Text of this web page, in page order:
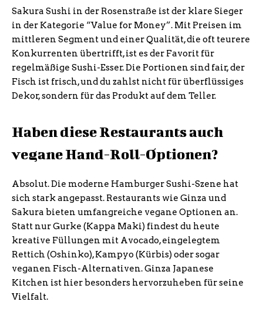
Sakura Sushi in der Rosenstraße ist der klare Sieger
in der Kategorie “Value for Money”. Mit Preisen im
mittleren Segment und einer Qualität, die oft teurere
Konkurrenten übertrifft, ist es der Favorit für
regelmäßige Sushi-Esser. Die Portionen sind fair, der
Fisch ist frisch, und du zahlst nicht für überflüssiges
Dekor, sondern für das Produkt auf dem Teller.
Haben diese Restaurants auch
vegane Hand-Roll-Optionen?
Absolut. Die moderne Hamburger Sushi-Szene hat
sich stark angepasst. Restaurants wie Ginza und
Sakura bieten umfangreiche vegane Optionen an.
Statt nur Gurke (Kappa Maki) findest du heute
kreative Füllungen mit Avocado, eingelegtem
Rettich (Oshinko), Kampyo (Kürbis) oder sogar
veganen Fisch-Alternativen. Ginza Japanese
Kitchen ist hier besonders hervorzuheben für seine
Vielfalt.